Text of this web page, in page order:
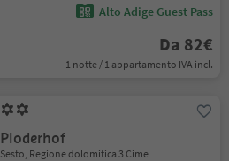
Alto Adige Guest Pass
Da 82€
1 notte / 1 appartamento IVA incl.
Ploderhof
Sesto, Regione dolomitica 3 Cime